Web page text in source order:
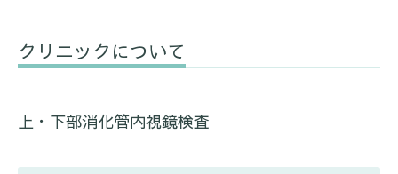
クリニックについて
上・下部消化管内視鏡検査